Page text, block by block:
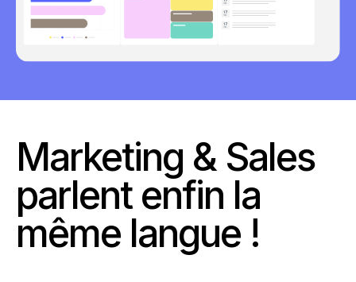
Marketing & Sales
parlent enfin la
même langue !